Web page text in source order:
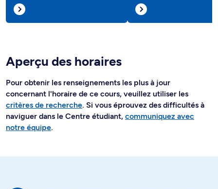
Aperçu des horaires
Pour obtenir les renseignements les plus à jour
concernant l'horaire de ce cours, veuillez utiliser les
critères de recherche. Si vous éprouvez des difficultés à
naviguer dans le Centre étudiant, communiquez avec
notre équipe.